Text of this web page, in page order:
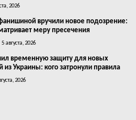
2026
вручили новое подозрение:
меру пресечения
5 августа, 2026
временную защиту для новых
из Украины: кого затронули правила
2026